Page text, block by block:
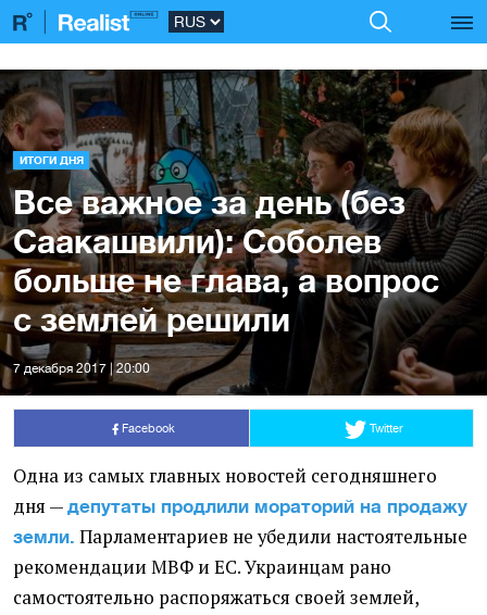
ИТОГИ ДНЯ
Все важное за день (без
Саакашвили): Соболев
больше не глава, а вопрос
с землей решили
7 декабря 2017 | 20:00
Facebook Twitter
Одна из самых главных новостей сегодняшнего
дня — депутаты продлили мораторий на продажу
земли. Парламентариев не убедили настоятельные
рекомендации МВФ и ЕС. Украинцам рано
самостоятельно распоряжаться своей землей,